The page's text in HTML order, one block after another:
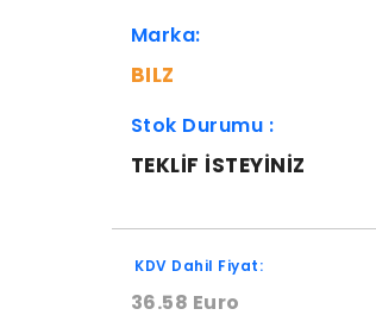
Marka:
BILZ
Stok Durumu :
TEKLIF ISTEYINIZ
KDV Dahil Fiyat:
36.58 Euro